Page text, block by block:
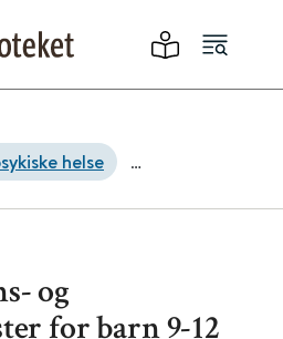
helse
og
for barn 9-12